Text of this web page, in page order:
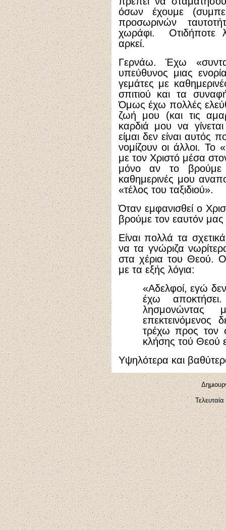
όσων έχουμε
προσωρινών
χωράφι. Οτιδήποτε
αρκεί.
Γερνάω. Έχω
υπεύθυνος μιας
γεμάτες με
σπιτιού και τα
Όμως έχω πολλές
ζωή μου (και τις
καρδιά μου να
είμαι δεν είναι αυτός
νομίζουν οι άλλοι. Το
με τον Χριστό μέσα
μόνο αν το βρούμε
καθημερινές μου
«τέλος του ταξιδιού».
Όταν εμφανισθεί ο
βρούμε τον εαυτόν
Είναι πολλά τα
να τα γνώριζα
στα χέρια του Θεού.
με τα εξής λόγια:
«Αδελφοί, εγώ
έχω
λησμονώντας
τρέχω προς τον
κλήσης τού Θεού
Υψηλότερα και